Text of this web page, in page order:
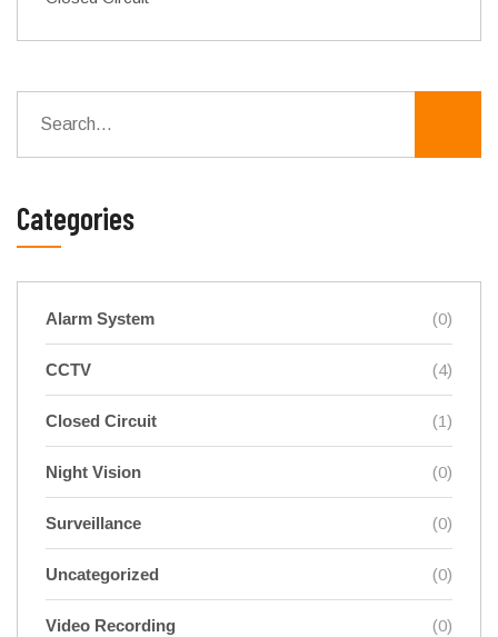
Categories
Alarm System (0)
CCTV (4)
Closed Circuit (1)
Night Vision (0)
Surveillance (0)
Uncategorized (0)
Video Recording (0)